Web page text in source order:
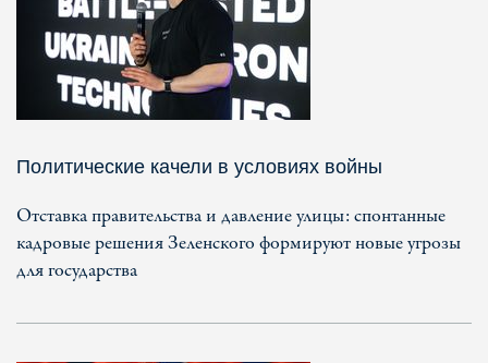
Политические качели в условиях войны
Отставка правительства и давление улицы: спонтанные
кадровые решения Зеленского формируют новые угрозы
для государства